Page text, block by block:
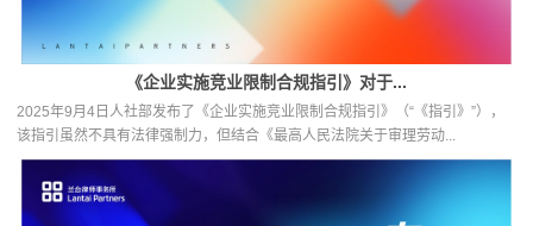
《企业实施竞业限制合规指引》对于...
2025年9月4日人社部发布了《企业实施竞业限制合规指引》（“《指引》”），
该指引虽然不具有法律强制力，但结合《最高人民法院关于审理劳动...